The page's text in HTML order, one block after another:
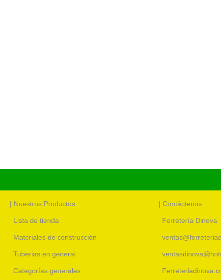
| Nuestros Productos
Lista de tienda
Materiales de construcción
Tuberias en general
Categorías generales
| Contáctenos
Ferretería Dinova